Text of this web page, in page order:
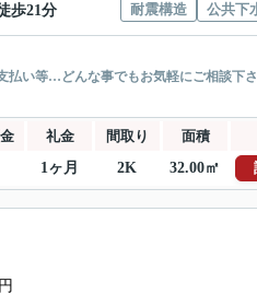
歩21分
耐震構造
公共下
い等…どんな事でもお気軽にご相談下
礼金 間取り 面積
1ヶ月 2K 32.00㎡